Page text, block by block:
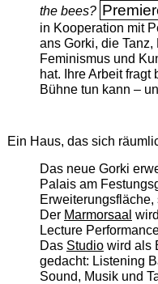
the bees?
in Kooperation mit
ans Gorki, die
Feminismus und
hat. Ihre Arbeit
Bühne tun kann –
Ein Haus, das sich
Das neue Gorki
Palais am
Der Marmorsaal
Lecture
Das Studiowird als
gedacht: Listening
Sound, Musik und